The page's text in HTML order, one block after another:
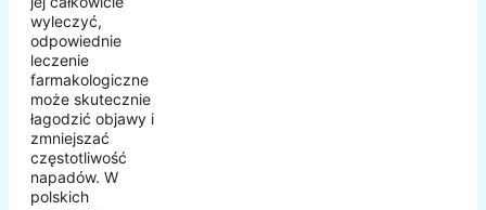
wyleczyć,
odpowiednie
leczenie
farmakologiczne
może skutecznie
łagodzić objawy i
zmniejszać
częstotliwość
napadów. W
polskich